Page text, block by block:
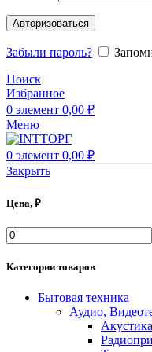
Авторизоваться
Забыли пароль?
Поиск
Избранное
0 элемент 0,00 ₽
Меню
0 элемент 0,00 ₽
Закрыть
Цена, ₽
Категории товаров
Бытовая техника
Аудио,
Акустика